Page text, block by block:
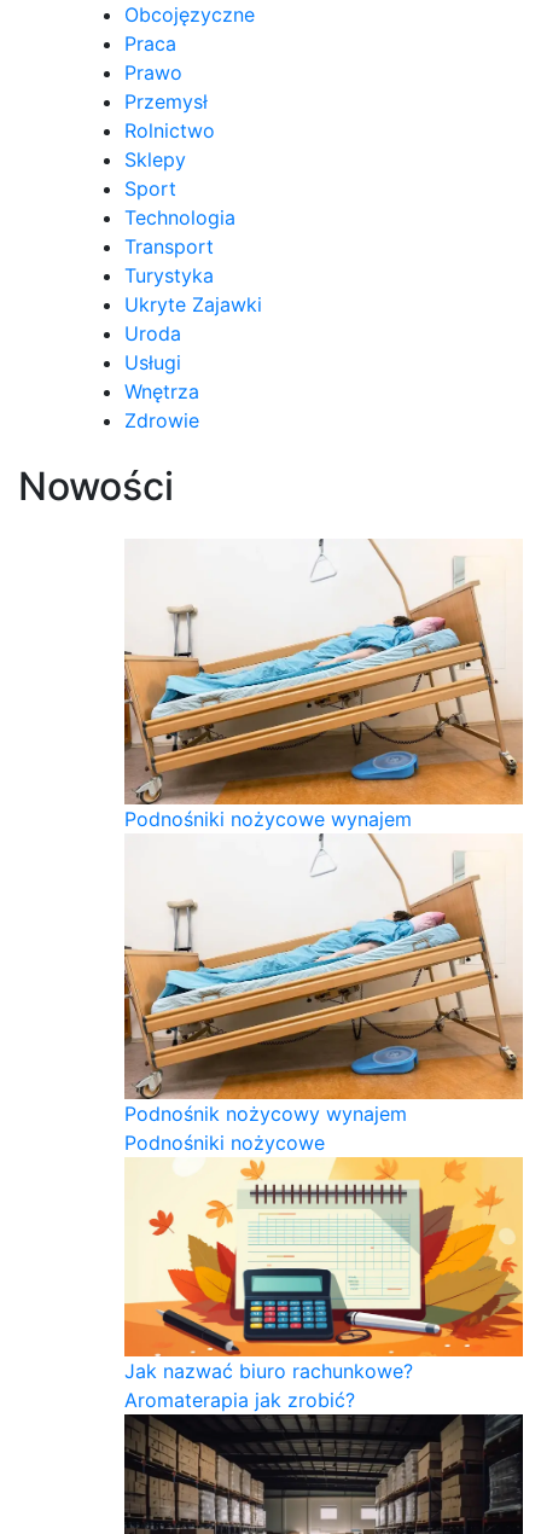
Obcojęzyczne
Praca
Prawo
Przemysł
Rolnictwo
Sklepy
Sport
Technologia
Transport
Turystyka
Ukryte Zajawki
Uroda
Usługi
Wnętrza
Zdrowie
Nowości
Podnośniki nożycowe wynajem
Podnośnik nożycowy wynajem
Podnośniki nożycowe
Jak nazwać biuro rachunkowe?
Aromaterapia jak zrobić?